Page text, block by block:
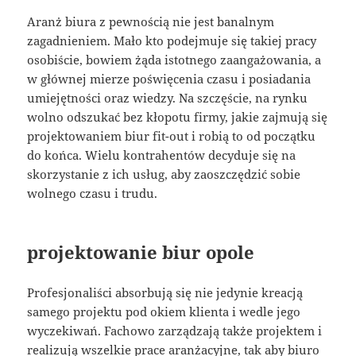
Aranż biura z pewnością nie jest banalnym
zagadnieniem. Mało kto podejmuje się takiej pracy
osobiście, bowiem żąda istotnego zaangażowania, a
w głównej mierze poświęcenia czasu i posiadania
umiejętności oraz wiedzy. Na szczęście, na rynku
wolno odszukać bez kłopotu firmy, jakie zajmują się
projektowaniem biur fit-out i robią to od początku
do końca. Wielu kontrahentów decyduje się na
skorzystanie z ich usług, aby zaoszczędzić sobie
wolnego czasu i trudu.
projektowanie biur opole
Profesjonaliści absorbują się nie jedynie kreacją
samego projektu pod okiem klienta i wedle jego
wyczekiwań. Fachowo zarządzają także projektem i
realizują wszelkie prace aranżacyjne, tak aby biuro